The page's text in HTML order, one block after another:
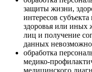
защиты жизни,
интересов
здоровья или иных
лиц и получение
данных
обработка
медико-